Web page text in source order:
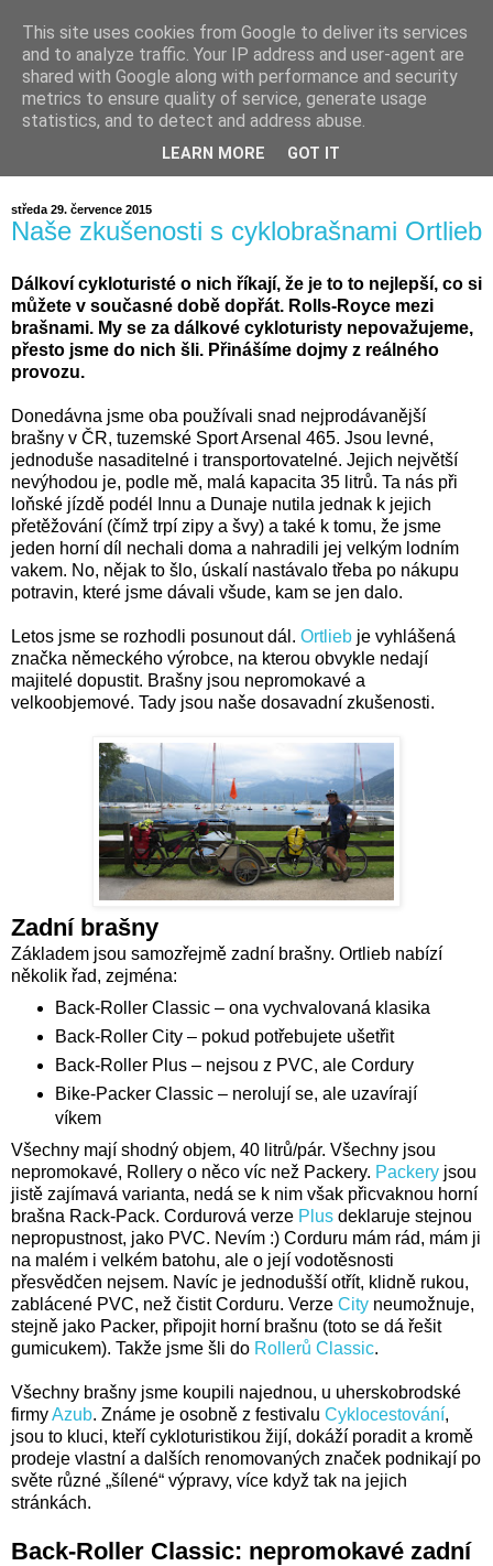
středa 29. července 2015
Naše zkušenosti s cyklobrašnami Ortlieb
Dálkoví cykloturisté o nich říkají, že je to to nejlepší, co si
můžete v současné době dopřát. Rolls-Royce mezi
brašnami. My se za dálkové cykloturisty nepovažujeme,
přesto jsme do nich šli. Přinášíme dojmy z reálného
provozu.
Donedávna jsme oba používali snad nejprodávanější
brašny v ČR, tuzemské Sport Arsenal 465. Jsou levné,
jednoduše nasaditelné i transportovatelné. Jejich největší
nevýhodou je, podle mě, malá kapacita 35 litrů. Ta nás při
loňské jízdě podél Innu a Dunaje nutila jednak k jejich
přetěžování (čímž trpí zipy a švy) a také k tomu, že jsme
jeden horní díl nechali doma a nahradili jej velkým lodním
vakem. No, nějak to šlo, úskalí nastávalo třeba po nákupu
potravin, které jsme dávali všude, kam se jen dalo.
Letos jsme se rozhodli posunout dál. Ortlieb je vyhlášená
značka německého výrobce, na kterou obvykle nedají
majitelé dopustit. Brašny jsou nepromokavé a
velkoobjemové. Tady jsou naše dosavadní zkušenosti.
Zadní brašny
Základem jsou samozřejmě zadní brašny. Ortlieb nabízí
několik řad, zejména:
Back-Roller Classic – ona vychvalovaná klasika
Back-Roller City – pokud potřebujete ušetřit
Back-Roller Plus – nejsou z PVC, ale Cordury
Bike-Packer Classic – nerolují se, ale uzavírají
víkem
Všechny mají shodný objem, 40 litrů/pár. Všechny jsou
nepromokavé, Rollery o něco víc než Packery. Packery jsou
jistě zajímavá varianta, nedá se k nim však přicvaknou horní
brašna Rack-Pack. Cordurová verze Plus deklaruje stejnou
nepropustnost, jako PVC. Nevím :) Corduru mám rád, mám ji
na malém i velkém batohu, ale o její vodotěsnosti
přesvědčen nejsem. Navíc je jednodušší otřít, klidně rukou,
zablácené PVC, než čistit Corduru. Verze City neumožnuje,
stejně jako Packer, připojit horní brašnu (toto se dá řešit
gumicukem). Takže jsme šli do Rollerů Classic.
Všechny brašny jsme koupili najednou, u uherskobrodské
firmyAzub. Známe je osobně z festivalu Cyklocestování,
jsou to kluci, kteří cykloturistikou žijí, dokáží poradit a kromě
prodeje vlastní a dalších renomovaných značek podnikají po
světe různé „šílené“ výpravy, více když tak na jejich
stránkách.
Back-Roller Classic: nepromokavé zadní
This site uses cookies from Google to deliver its services
and to analyze traffic. Your IP address and user-agent are
shared with Google along with performance and security
metrics to ensure quality of service, generate usage
statistics, and to detect and address abuse.
LEARN MORE GOT IT